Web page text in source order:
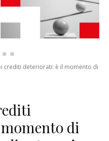
crediti deteriorati: è il momento di
di